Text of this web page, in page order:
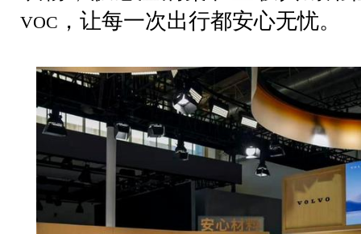
VOC ，让每一次出行都安心无忧。